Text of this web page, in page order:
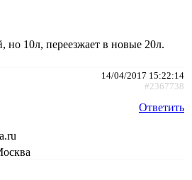
но 10л, переезжает в новые 20л.
14/04/2017 15:22:14
#2367738
Ответить